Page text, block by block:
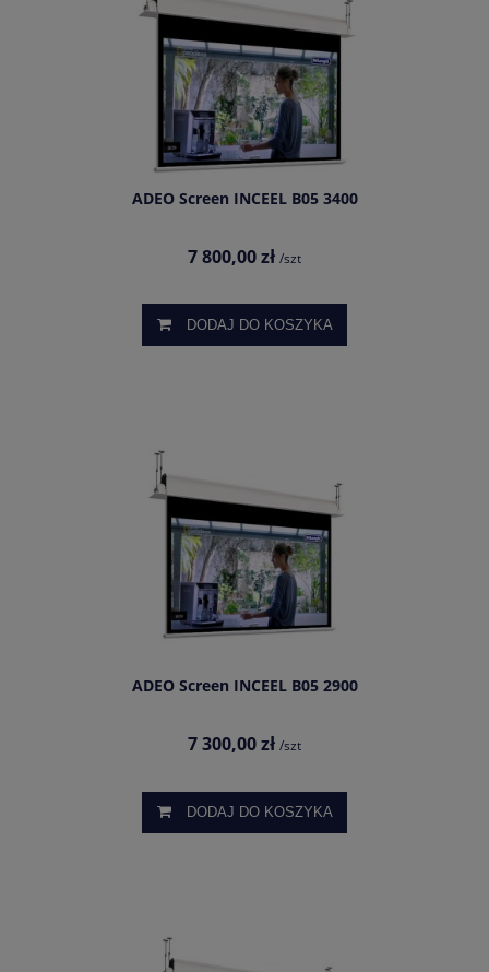
ADEO Screen INCEEL B05 3400
7 800,00 zł /szt
DODAJ DO KOSZYKA
ADEO Screen INCEEL B05 2900
7 300,00 zł /szt
DODAJ DO KOSZYKA